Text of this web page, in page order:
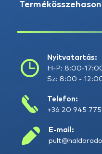
Nyitvatartás:
H-P: 8:00-
Sz: 8:00 -
Telefon:
+36 20 945
E-mail: